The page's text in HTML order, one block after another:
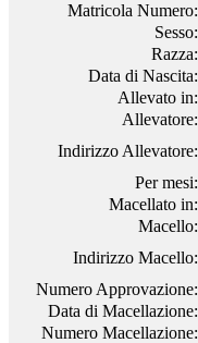
Matricola Numero:
Sesso:
Razza:
Data di Nascita:
Allevato in:
Allevatore:
Indirizzo Allevatore:
Per mesi:
Macellato in:
Macello:
Indirizzo Macello:
Numero Approvazione:
Data di Macellazione:
Numero Macellazione: